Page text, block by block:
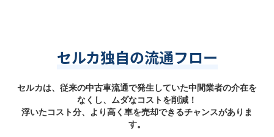
セルカ独自の流通フロー
セルカは、従来の中古車流通で発生していた中間業者の介在を
なくし、ムダなコストを削減！
浮いたコスト分、より高く車を売却できるチャンスがありま
す。